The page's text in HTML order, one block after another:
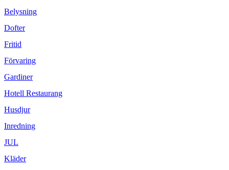
Belysning
Dofter
Fritid
Förvaring
Gardiner
Hotell Restaurang
Husdjur
Inredning
JUL
Kläder